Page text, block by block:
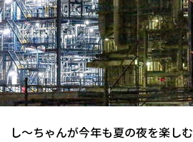
し～ちゃんが今年も夏の夜を楽しむ